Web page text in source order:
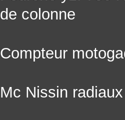
de colonne
Compteur
Mc Nissin